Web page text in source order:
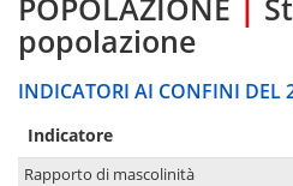
POPOLAZIONE |
popolazione
INDICATORI AI CONFINI DEL
Indicatore
Rapporto di mascolinità